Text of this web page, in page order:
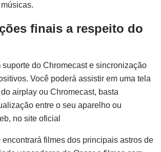
finais a respeito do
suporte do Chromecast e sincronização
Você poderá assistir em uma tela
airplay ou Chromecast, basta
entre o seu aparelho ou
no site oficial
encontrará filmes dos principais astros de